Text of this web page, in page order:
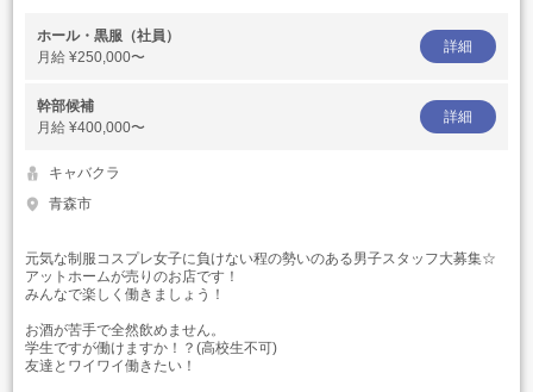
ホール・黒服（社員）
月給 ¥250,000〜
詳細
幹部候補
月給 ¥400,000〜
詳細
キャバクラ
青森市
元気な制服コスプレ女子に負けない程の勢いのある男子スタッフ大募集☆
アットホームが売りのお店です！
みんなで楽しく働きましょう！
お酒が苦手で全然飲めません。
学生ですが働けますか！？(高校生不可)
友達とワイワイ働きたい！